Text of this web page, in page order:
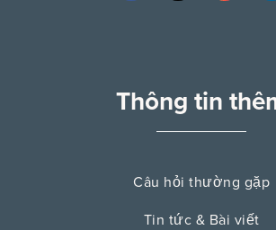
Thông tin
Câu hỏi thường gặp
Tin tức & Bài viết